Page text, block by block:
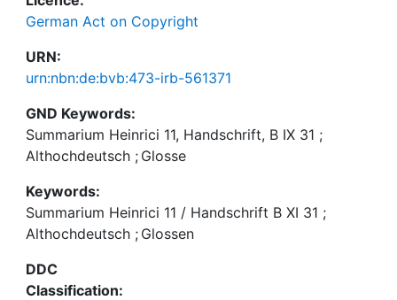
German Act on Copyright
URN:
urn:nbn:de:bvb:473-irb-561371
GND Keywords:
Summarium Heinrici 11, Handschrift, B IX 31 ;
Althochdeutsch ; Glosse
Keywords:
Summarium Heinrici 11 / Handschrift B XI 31 ;
Althochdeutsch ; Glossen
DDC
Classification: